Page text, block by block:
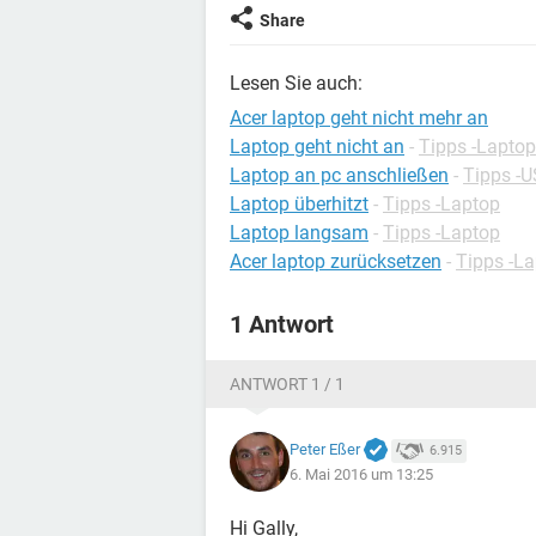
Share
Lesen Sie auch:
Acer laptop geht nicht mehr an
Laptop geht nicht an - Tipps -Laptop
Laptop an pc anschließen - Tipps -
Laptop überhitzt - Tipps -Laptop
Laptop langsam - Tipps -Laptop
Acer laptop zurücksetzen - Tipps -
1 Antwort
ANTWORT 1 / 1
Peter Eßer 6.915
6. Mai 2016 um 13:25
Hi Gally,